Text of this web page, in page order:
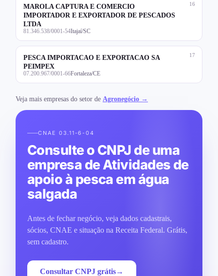
16
MAROLA CAPTURA E COMERCIO
IMPORTADOR E EXPORTADOR DE PESCADOS
LTDA
81.346.538/0001-54Itajaí/SC
17
PESCA IMPORTACAO E EXPORTACAO SA
PEIMPEX
07.200.967/0001-66Fortaleza/CE
Veja mais empresas do setor de Agronegócio →
CNAE 03.11-6-04
Consulte o CNPJ de uma
empresa de Atividades de
apoio à pesca em água
salgada
Antes de fechar negócio, veja dados cadastrais,
sócios, CNAE e situação na Receita Federal. Grátis,
sem cadastro.
Consultar CNPJ grátis→